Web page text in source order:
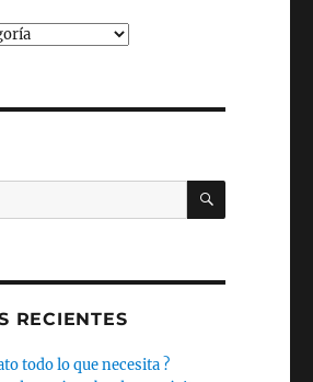
BUSCAR
RECIENTES
todo lo que necesita ?